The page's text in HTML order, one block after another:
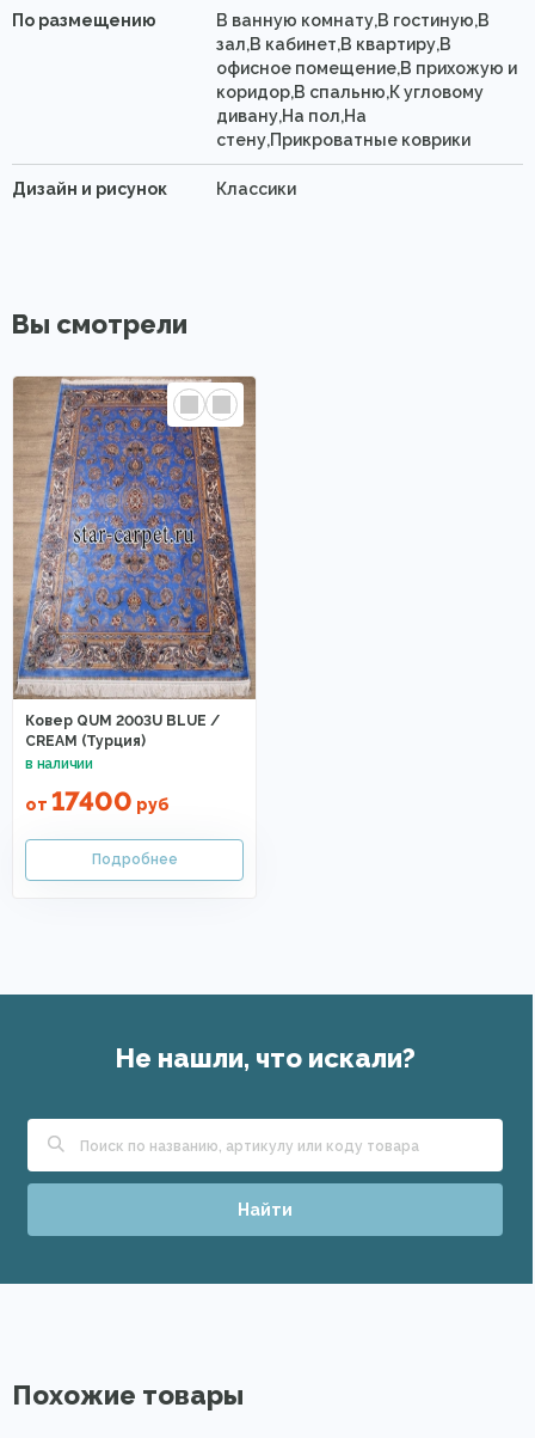
По размещению
В ванную комнату,В гостиную,В
зал,В кабинет,В квартиру,В
офисное помещение,В прихожую и
коридор,В спальню,К угловому
дивану,На пол,На
стену,Прикроватные коврики
Дизайн и рисунок Классики
Вы смотрели
Ковер QUM 2003U BLUE /
CREAM (Турция)
от 17400 руб
Не нашли, что искали?
Найти
Похожие товары